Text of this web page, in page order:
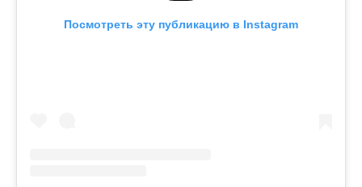
Посмотреть эту публикацию в Instagram